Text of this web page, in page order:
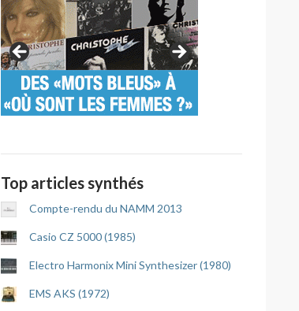
Top articles synthés
Compte-rendu du NAMM 2013
Casio CZ 5000 (1985)
Electro Harmonix Mini Synthesizer (1980)
EMS AKS (1972)